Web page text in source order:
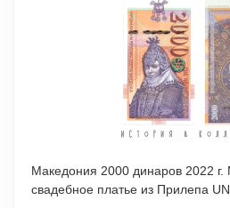
Македония 2000 динаров 2022 г.
свадебное платье из Прилепа